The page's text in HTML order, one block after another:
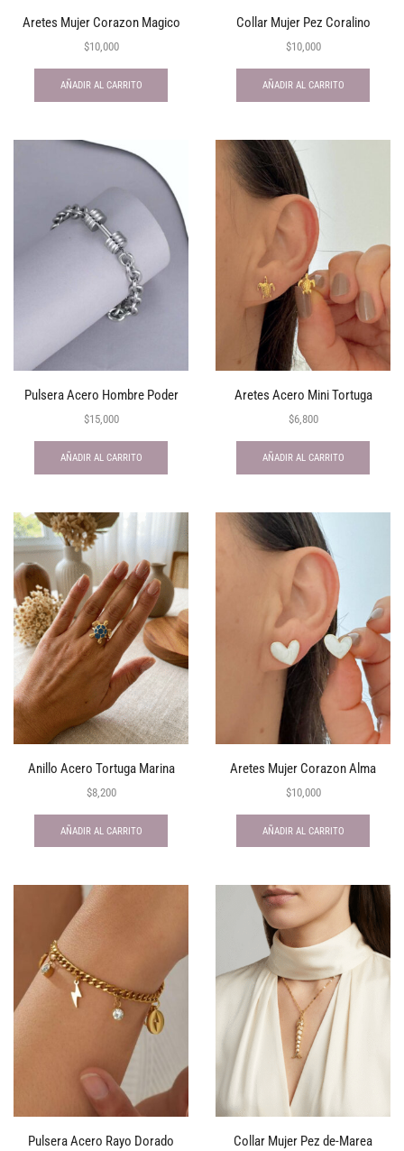
Aretes Mujer Corazon Magico
$10,000
AÑADIR AL CARRITO
Collar Mujer Pez Coralino
$10,000
AÑADIR AL CARRITO
Pulsera Acero Hombre Poder
$15,000
AÑADIR AL CARRITO
Aretes Acero Mini Tortuga
$6,800
AÑADIR AL CARRITO
Anillo Acero Tortuga Marina
$8,200
AÑADIR AL CARRITO
Aretes Mujer Corazon Alma
$10,000
AÑADIR AL CARRITO
Pulsera Acero Rayo Dorado Collar Mujer Pez de-Marea